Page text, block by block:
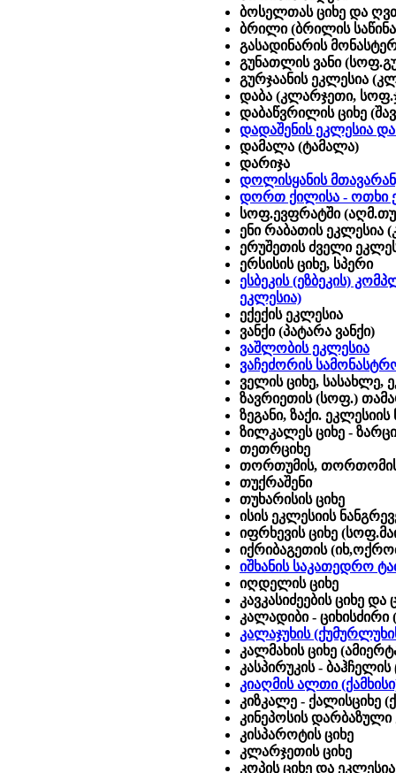
ბოსელთას ციხე და
ბრილი (ბრილის
გასადინარის
გუნათლის ვანი
გურჯაანის ეკლესია
დაბა (კლარჯეთი,
დაბაწვრილის ციხე
დადაშენის ეკლესია
დამალა (ტამალა)
დარიჯა
დოლისყანის
დორთ ქილისა - ოთხი
სოფ.ევფრატში
ენი რაბათის
ერუშეთის ძველი
ერსისის ციხე, სპერი
ესბეკის (ეზბეკის)
ეკლესია)
ექექის ეკლესია
ვანქი (პატარა ვანქი)
ვაშლობის ეკლესია
ვაჩეძორის
ველის ციხე, სასახლე,
ზავრიეთის (სოფ.)
ზეგანი, ზაქი. ეკლესიის
ზილკალეს ციხე -
თეთრციხე
თორთუმის, თორთომის
თუქრაშენი
თუხარისის ციხე
ისის ეკლესიის
იფრხევის ციხე
იქრიბაგეთის
იშხანის საკათედრო
იღდელის ციხე
კავკასიძეების ციხე და
კალადიბი - ციხისძირი
კალაჯუხის
კალმახის ციხე
კასპირუკის -
კიაღმის ალთი
კიზკალე - ქალისციხე
კინეპოსის დარბაზული
კისპაროტის ციხე
კლარჯეთის ციხე
კოპის ციხე და ეკლესია